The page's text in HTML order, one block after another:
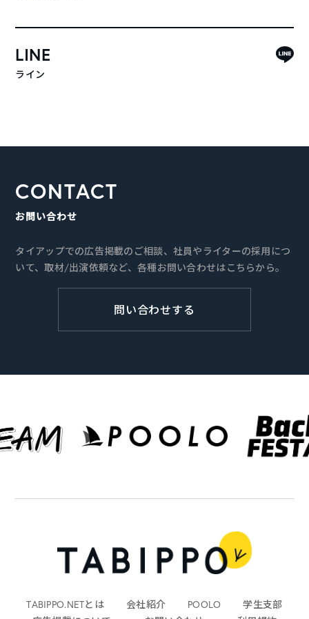
LINE
ライン
CONTACT
お問い合わせ
タイアップでの広告掲載のご相談、社員やライターの採用につ
いて、取材/出演依頼など、各種お問い合わせはこちらから。
問い合わせする
TABIPPO.NETとは 会社紹介 POOLO
学生支部